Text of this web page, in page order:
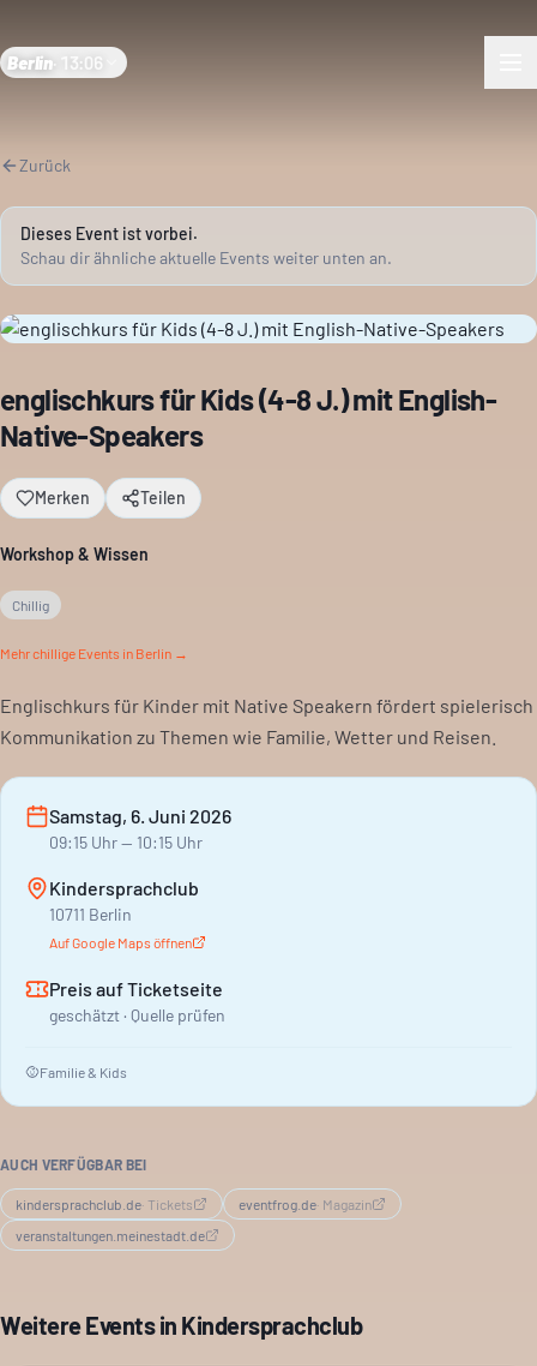
Berlin 13:06
Zurück
Dieses Event ist vorbei.
Schau dir ähnliche aktuelle Events weiter unten an.
englischkurs für Kids (4-8 J.) mit English-
Native-Speakers
Merken Teilen
Workshop & Wissen
Chillig
Mehrchillige Events in Berlin →
Englischkurs für Kinder mit Native Speakern fördert spielerisch
Kommunikation zu Themen wie Familie, Wetter und Reisen.
Samstag, 6. Juni 2026
09:15 Uhr— 10:15 Uhr
Kindersprachclub
10711 Berlin
Auf Google Maps öffnen
Preis auf Ticketseite
geschätzt · Quelle prüfen
Familie & Kids
AUCH VERFÜGBAR BEI
kindersprachclub.de· Tickets eventfrog.de· Magazin
veranstaltungen.meinestadt.de
Weitere Events in Kindersprachclub